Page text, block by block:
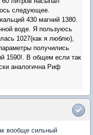
следующее.
430 магний 1380.
воде. Я пользуюсь
1027(как я люблю),
получились
1590!. В общем если так
аналогична Риф
вообще сильный